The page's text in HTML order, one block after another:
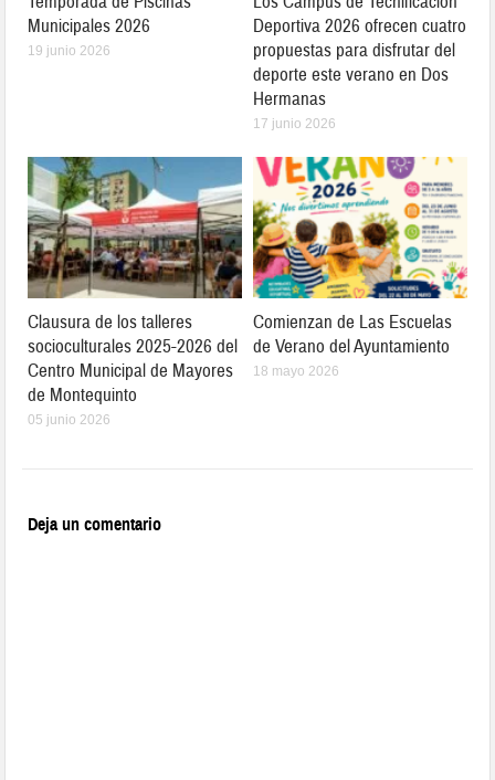
Municipales 2026
19 junio 2026
Deportiva 2026 ofrecen cuatro
propuestas para disfrutar del
deporte este verano en Dos
Hermanas
17 junio 2026
Clausura de los talleres
socioculturales 2025-2026 del
Centro Municipal de Mayores
de Montequinto
05 junio 2026
Comienzan de Las Escuelas
de Verano del Ayuntamiento
18 mayo 2026
Deja un comentario